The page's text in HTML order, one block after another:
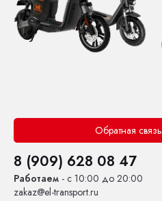
Обратная связь
8 (909) 628 08 47
Работаем - с 10:00 до 20:00
zakaz@el-transport.ru